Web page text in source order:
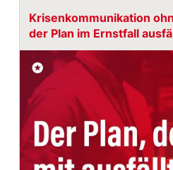
Krisenkommunikation
der Plan im Ernstfall